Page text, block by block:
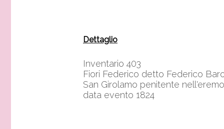
Dettaglio
Inventario 403
Fiori Federico detto Federico
San Girolamo penitente nell'eremo
data evento 1824